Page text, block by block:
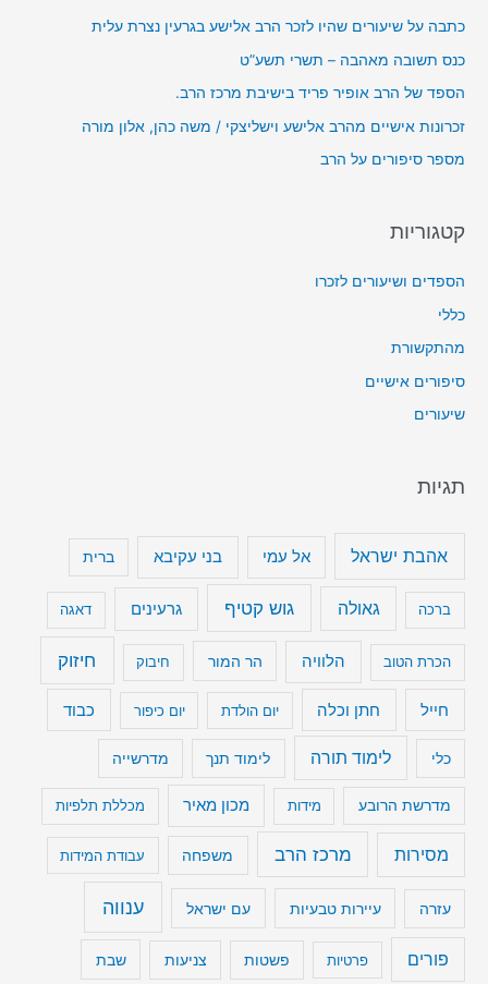
ד
י
ו
כתבה על שיעורים שהיו לזכר הרב אלישע בגרעין נצרת עלית
כנס תשובה מאהבה – תשרי תשע”ט
הספד של הרב אופיר פריד בישיבת מרכז הרב.
זכרונות אישיים מהרב אלישע וישליצקי / משה כהן, אלון מורה
מספר סיפורים על הרב
קטגוריות
הספדים ושיעורים לזכרו
כללי
מהתקשורת
סיפורים אישיים
שיעורים
תגיות
אהבת ישראל אל עמי בני עקיבא ברית
ברכה גאולה גוש קטיף גרעינים דאגה
הכרת הטוב הלוויה הר המור חיבוק חיזוק
חייל חתן וכלה יום הולדת יום כיפור כבוד
כלי לימוד תורה לימוד תנך מדרשייה
מדרשת הרובע מידות מכון מאיר מכללת תלפיות
מסירות מרכז הרב משפחה עבודת המידות
עזרה עיירות טבעיות עם ישראל ענווה
פורים פרטיות פשטות צניעות שבת